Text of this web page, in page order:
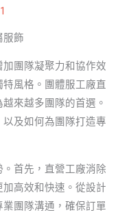
服飾
團隊凝聚力和協作效
風格。團體服工廠直
來越多團隊的首選。
及如何為團隊打造專
首先，直營工廠消除
高效和快速。從設計
團隊溝通，確保訂單